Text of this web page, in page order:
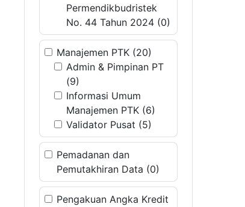
Permendikbudristek
No. 44 Tahun 2024 (0)
Manajemen PTK (20)
Admin & Pimpinan PT
(9)
Informasi Umum
Manajemen PTK (6)
Validator Pusat (5)
Pemadanan dan
Pemutakhiran Data (0)
Pengakuan Angka Kredit